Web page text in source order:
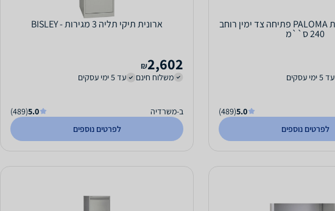
קונסולה מעוצבת PALOMA פתיחה צד ימין רוחב
240 ס``מ
עד 5 ימי עסקים
5.0
(489)
לפרטים נוספים
ארונית תיקי תליה 3 מגירות - BISLEY
2,602
₪
משלוח חינם
עד 5 ימי עסקים
ב-משרדיה 5.0
(489)
לפרטים נוספים